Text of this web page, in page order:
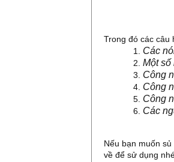
Trong đó các câu
Các
Một số
Công
Công
Công
Các
Nếu bạn muốn
về để sử dụng